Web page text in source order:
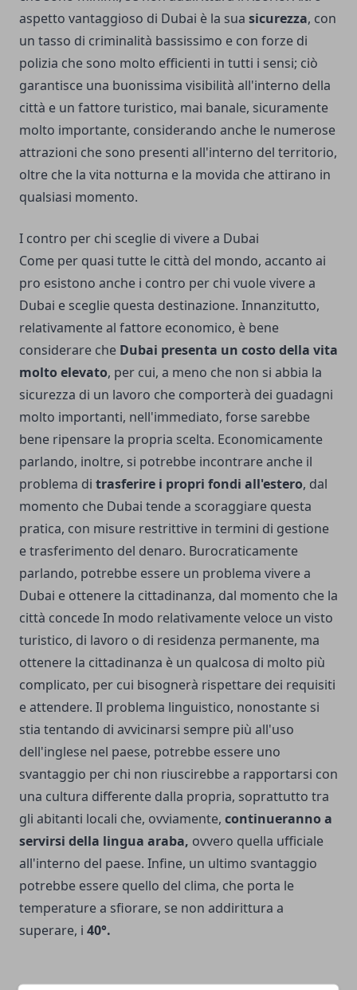
aspetto vantaggioso di Dubai è la sua sicurezza, con
un tasso di criminalità bassissimo e con forze di
polizia che sono molto efficienti in tutti i sensi; ciò
garantisce una buonissima visibilità all'interno della
città e un fattore turistico, mai banale, sicuramente
molto importante, considerando anche le numerose
attrazioni che sono presenti all'interno del territorio,
oltre che la vita notturna e la movida che attirano in
qualsiasi momento.
I contro per chi sceglie di vivere a Dubai
Come per quasi tutte le città del mondo, accanto ai
pro esistono anche i contro per chi vuole vivere a
Dubai e sceglie questa destinazione. Innanzitutto,
relativamente al fattore economico, è bene
considerare che Dubai presenta un costo della vita
molto elevato, per cui, a meno che non si abbia la
sicurezza di un lavoro che comporterà dei guadagni
molto importanti, nell'immediato, forse sarebbe
bene ripensare la propria scelta. Economicamente
parlando, inoltre, si potrebbe incontrare anche il
problema di trasferire i propri fondi all'estero, dal
momento che Dubai tende a scoraggiare questa
pratica, con misure restrittive in termini di gestione
e trasferimento del denaro. Burocraticamente
parlando, potrebbe essere un problema vivere a
Dubai e ottenere la cittadinanza, dal momento che la
città concede In modo relativamente veloce un visto
turistico, di lavoro o di residenza permanente, ma
ottenere la cittadinanza è un qualcosa di molto più
complicato, per cui bisognerà rispettare dei requisiti
e attendere. Il problema linguistico, nonostante si
stia tentando di avvicinarsi sempre più all'uso
dell'inglese nel paese, potrebbe essere uno
svantaggio per chi non riuscirebbe a rapportarsi con
una cultura differente dalla propria, soprattutto tra
gli abitanti locali che, ovviamente, continueranno a
servirsi della lingua araba, ovvero quella ufficiale
all'interno del paese. Infine, un ultimo svantaggio
potrebbe essere quello del clima, che porta le
temperature a sfiorare, se non addirittura a
superare, i 40°.